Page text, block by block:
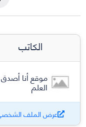
الكاتب
موقع أنا أصدق
العلم
عرض الملف